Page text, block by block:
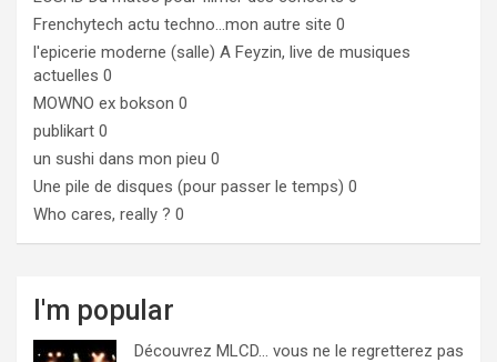
Frenchytech actu techno…mon autre site 0
l'epicerie moderne (salle) A Feyzin, live de musiques
actuelles 0
MOWNO ex bokson 0
publikart 0
un sushi dans mon pieu 0
Une pile de disques (pour passer le temps) 0
Who cares, really ? 0
I'm popular
Découvrez MLCD… vous ne le regretterez pas